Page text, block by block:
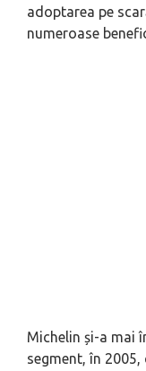
adoptarea pe
numeroase
Michelin și-a mai
segment, în